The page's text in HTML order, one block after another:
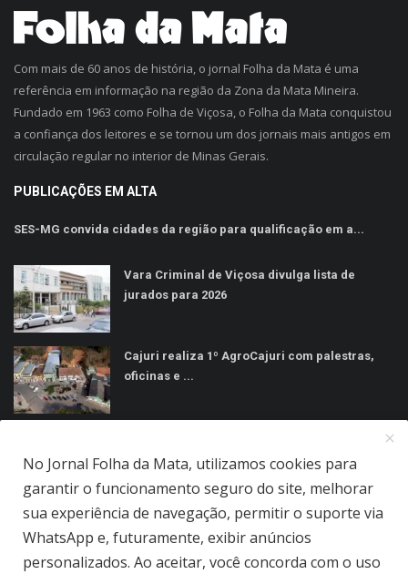
Com mais de 60 anos de história, o jornal Folha da Mata é uma
referência em informação na região da Zona da Mata Mineira.
Fundado em 1963 como Folha de Viçosa, o Folha da Mata conquistou
a confiança dos leitores e se tornou um dos jornais mais antigos em
circulação regular no interior de Minas Gerais.
PUBLICAÇÕES EM ALTA
SES-MG convida cidades da região para qualificação em a...
Vara Criminal de Viçosa divulga lista de
jurados para 2026
Cajuri realiza 1º AgroCajuri com palestras,
oficinas e ...
No Jornal Folha da Mata, utilizamos cookies para
garantir o funcionamento seguro do site, melhorar
sua experiência de navegação, permitir o suporte via
WhatsApp e, futuramente, exibir anúncios
personalizados. Ao aceitar, você concorda com o uso